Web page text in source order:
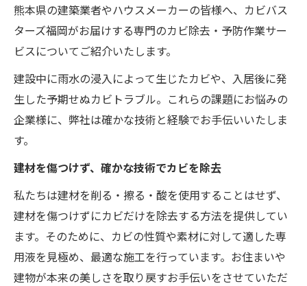
熊本県の建築業者やハウスメーカーの皆様へ、カビバス
ターズ福岡がお届けする専門のカビ除去・予防作業サー
ビスについてご紹介いたします。
建設中に雨水の浸入によって生じたカビや、入居後に発
生した予期せぬカビトラブル。これらの課題にお悩みの
企業様に、弊社は確かな技術と経験でお手伝いいたしま
す。
建材を傷つけず、確かな技術でカビを除去
私たちは建材を削る・擦る・酸を使用することはせず、
建材を傷つけずにカビだけを除去する方法を提供してい
ます。そのために、カビの性質や素材に対して適した専
用液を見極め、最適な施工を行っています。お住まいや
建物が本来の美しさを取り戻すお手伝いをさせていただ